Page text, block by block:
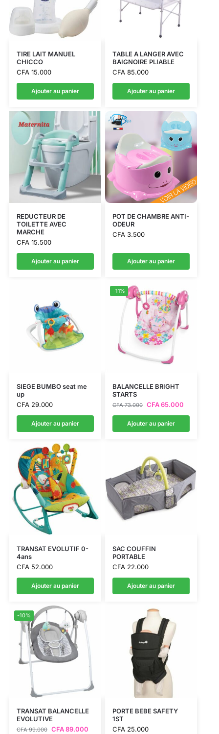
TIRE LAIT MANUEL
CHICCO
CFA15.000
Ajouter au panier
TABLE A LANGER AVEC
BAIGNOIRE PLIABLE
CFA85.000
Ajouter au panier
REDUCTEUR DE
TOILETTE AVEC
MARCHE
CFA15.500
Ajouter au panier
POT DE CHAMBRE ANTI-
ODEUR
CFA3.500
Ajouter au panier
SIEGE BUMBO seat me
up
CFA29.000
Ajouter au panier
-11%
BALANCELLE BRIGHT
STARTS
CFA73.000 CFA65.000
Ajouter au panier
TRANSAT EVOLUTIF 0-
4ans
CFA52.000
Ajouter au panier
SAC COUFFIN
PORTABLE
CFA22.000
Ajouter au panier
-10%
TRANSAT BALANCELLE
EVOLUTIVE
CFA99.000 CFA89.000
PORTE BEBE SAFETY
1ST
CFA25.000